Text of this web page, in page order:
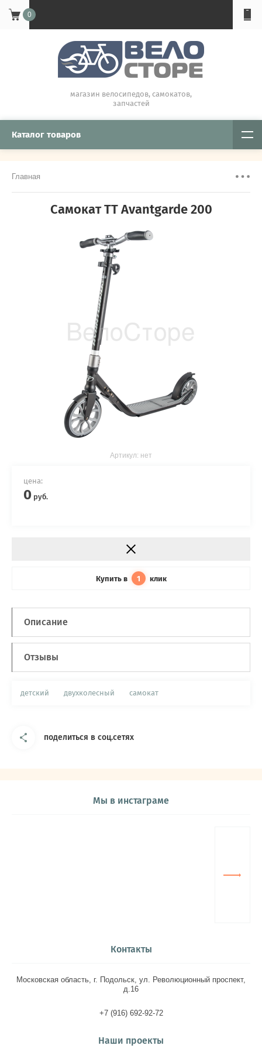
0
магазин велосипедов, самокатов,
запчастей
Каталог товаров
Главная
Самокат TT Avantgarde 200
Артикул: нет
цена:
0 руб.
Купить в 1 клик
Описание
Отзывы
детский двухколесный самокат
поделиться в соц.сетях
Мы в инстаграме
Контакты
Московская область, г. Подольск, ул. Революционный проспект,
д.16
+7 (916) 692-92-72
Наши проекты